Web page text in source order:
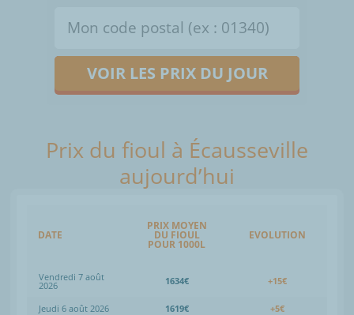
VOIR LES PRIX DU JOUR
Prix du fioul à Écausseville
aujourd’hui
DATE
PRIX MOYEN
DU FIOUL
POUR 1000L
EVOLUTION
Vendredi 7 août
2026 1634€ +15€
Jeudi 6 août 2026 1619€
+5€